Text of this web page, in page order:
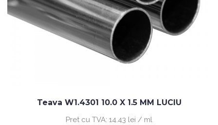
Teava W1.4301 10.0 X 1.5 MM LUCIU
Pret cu TVA: 14.43 lei / ml